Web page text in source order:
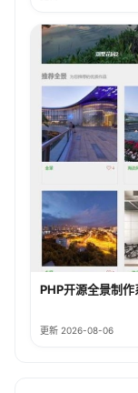
PHP开源全景制
更新 2026-08-06